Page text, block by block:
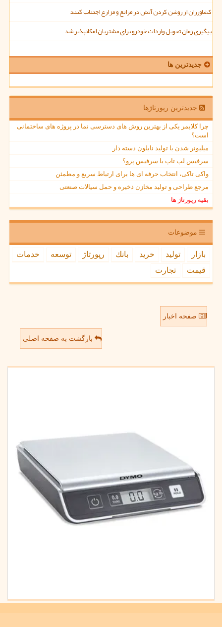
کشاورزان از روشن کردن آتش در مراتع و مزارع اجتناب کنند
پیگیری زمان تحویل واردات خودرو برای مشتریان امکانپذیر شد
جدیدترین ها
جدیدترین رپورتاژها
چرا کلایمر یکی از بهترین روش های دسترسی نما در پروژه های ساختمانی
است؟
میلیونر شدن با تولید نایلون دسته دار
سرفیس لپ تاپ یا سرفیس پرو؟
واکی تاکی، انتخاب حرفه ای ها برای ارتباط سریع و مطمئن
مرجع طراحی و تولید مخازن ذخیره و حمل سیالات صنعتی
بقیه رپورتاژ ها
موضوعات
بازار تولید خرید بانك رپورتاژ توسعه
خدمات
قیمت
تجارت
صفحه اخبار
بازگشت به صفحه اصلی